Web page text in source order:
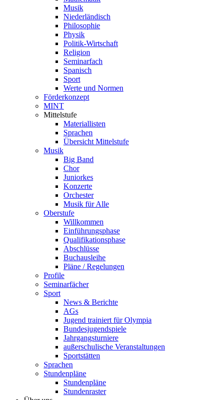
Musik
Niederländisch
Philosophie
Physik
Politik-Wirtschaft
Religion
Seminarfach
Spanisch
Sport
Werte und Normen
Förderkonzept
MINT
Mittelstufe
Materiallisten
Sprachen
Übersicht Mittelstufe
Musik
Big Band
Chor
Juniorkes
Konzerte
Orchester
Musik für Alle
Oberstufe
Willkommen
Einführungsphase
Qualifikationsphase
Abschlüsse
Buchausleihe
Pläne / Regelungen
Profile
Seminarfächer
Sport
News & Berichte
AGs
Jugend trainiert für Olympia
Bundesjugendspiele
Jahrgangsturniere
außerschulische Veranstaltungen
Sportstätten
Sprachen
Stundenpläne
Stundenpläne
Stundenraster